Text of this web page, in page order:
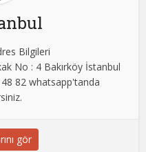
Bilgileri
No : 4 Bakırköy İstanbul
82 whatsapp'tanda
gör